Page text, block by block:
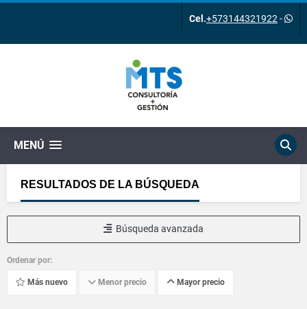
Cel.+573144321922 -
MENÚ
RESULTADOS DE LA BÚSQUEDA
Búsqueda avanzada
Ordenar por:
Más nuevo Menor precio Mayor precio